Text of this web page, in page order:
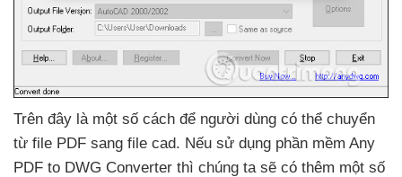
Trên đây là một số cách để người dùng có thể chuyển
từ file PDF sang file cad. Nếu sử dụng phần mềm Any
PDF to DWG Converter thì chúng ta sẽ có thêm một số